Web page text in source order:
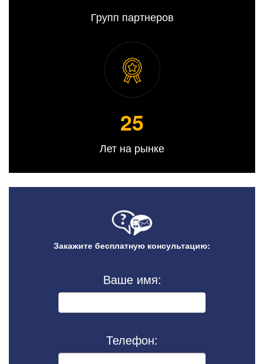
Групп партнеров
25
Лет на рынке
Закажите бесплатную консультацию:
Ваше имя:
Телефон: